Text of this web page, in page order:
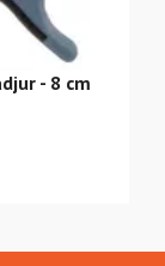
- 8 cm